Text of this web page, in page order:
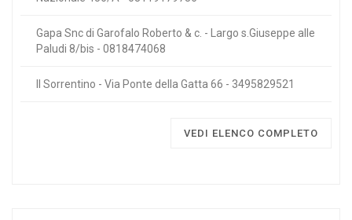
Gapa Snc di Garofalo Roberto & c. - Largo s.Giuseppe alle
Paludi 8/bis - 0818474068
Il Sorrentino - Via Ponte della Gatta 66 - 3495829521
VEDI ELENCO COMPLETO